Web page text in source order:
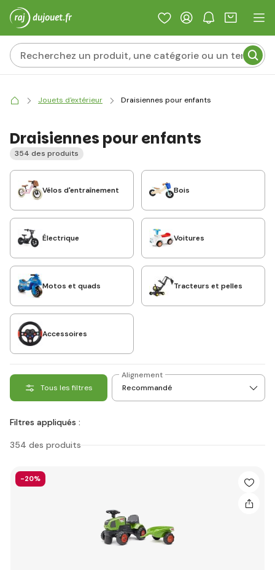
Jouets d'extérieur Draisiennes pour enfants
Draisiennes pour enfants
354 des produits
Vélos d'entraînement Bois
Électrique Voitures
Motos et quads Tracteurs et pelles
Accessoires
Tous les filtres
Alignement
Filtres appliqués :
354 des produits
-20%